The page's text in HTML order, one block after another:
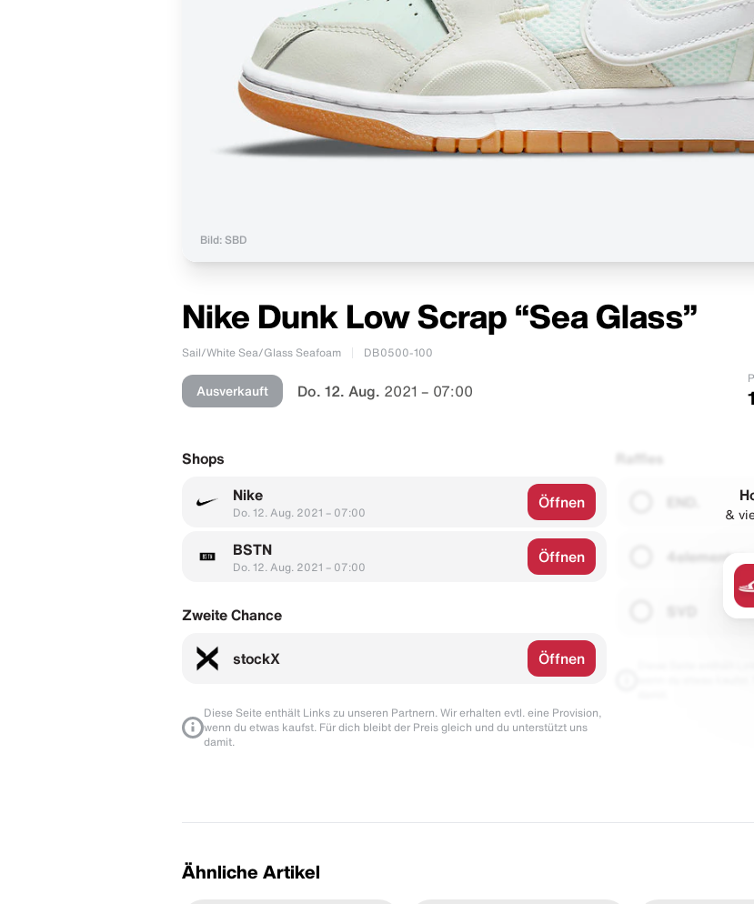
Bild: SBD
Nike Dunk Low Scrap “Sea Glass”
Sail/White Sea/Glass Seafoam DB0500-100
Ausverkauft Do. 12. Aug. 2021 – 07:00
Shops
Nike
Do. 12. Aug. 2021 – 07:00
Öffnen
BSTN
Do. 12. Aug. 2021 – 07:00
Öffnen
Zweite Chance
stockX Öffnen
Diese Seite enthält Links zu unseren Partnern. Wir erhalten evtl. eine Provision,
wenn du etwas kaufst. Für dich bleibt der Preis gleich und du unterstützt uns
damit.
Raffles
4elementos
&
Ähnliche Artikel